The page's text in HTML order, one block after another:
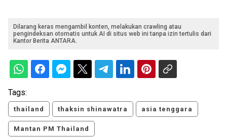
Dilarang keras mengambil konten, melakukan crawling atau
pengindeksan otomatis untuk AI di situs web ini tanpa izin tertulis dari
Kantor Berita ANTARA.
Tags:
thailand thaksin shinawatra asia tenggara
Mantan PM Thailand